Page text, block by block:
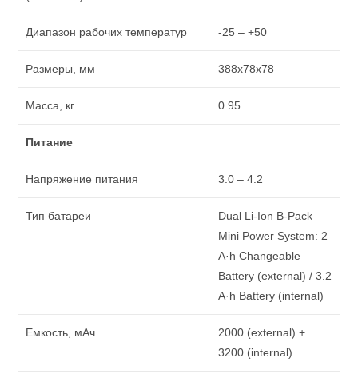
Диапазон рабочих температур -25 – +50
Размеры, мм 388x78x78
Масса, кг 0.95
Питание
Напряжение питания 3.0 – 4.2
Тип батареи
Dual Li-Ion B-Pack
Mini Power System: 2
A·h Changeable
Battery (external) / 3.2
A·h Battery (internal)
Емкость, мАч
2000 (external) +
3200 (internal)